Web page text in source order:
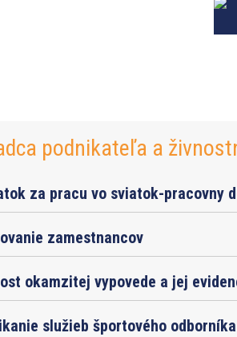
podnikateľa a
za pracu vo sviatok-pracovny
zamestnancov
okamzitej vypovede a jej
služieb športového